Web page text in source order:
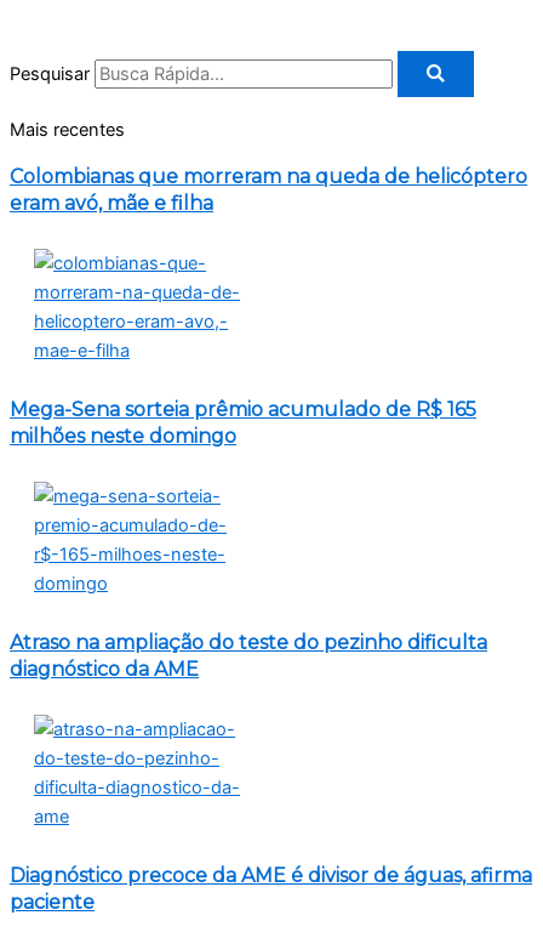
Pesquisar
Mais recentes
Colombianas que morreram na queda de helicóptero
eram avó, mãe e filha
Mega-Sena sorteia prêmio acumulado de R$ 165
milhões neste domingo
Atraso na ampliação do teste do pezinho dificulta
diagnóstico da AME
Diagnóstico precoce da AME é divisor de águas, afirma
paciente